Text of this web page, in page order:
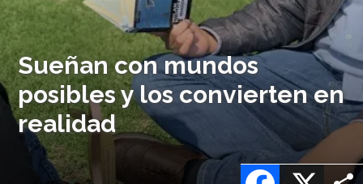
Sueñan con mundos
posibles y los convierten en
realidad
X
Facebook